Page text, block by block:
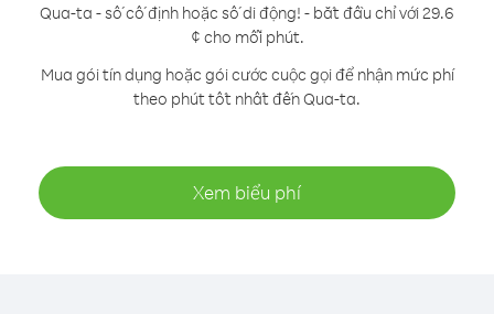
Qua-ta - số cố định hoặc số di động! - bắt đầu chỉ với 29.6
¢ cho mỗi phút.
Mua gói tín dụng hoặc gói cước cuộc gọi để nhận mức phí
theo phút tốt nhất đến Qua-ta.
Xem biểu phí